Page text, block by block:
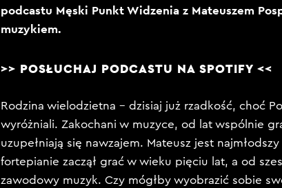
podcastu Męski Punkt Widzenia z Mateuszem
muzykiem.
>> POSŁUCHAJ PODCASTU NA SPOTIFY <<
Rodzina wielodzietna – dzisiaj już rzadkość, choć
wyróżniali. Zakochani w muzyce, od lat wspólnie
uzupełniają się nawzajem. Mateusz jest
fortepianie zaczął grać w wieku pięciu lat, a od
zawodowy muzyk. Czy mógłby wyobrazić sobie